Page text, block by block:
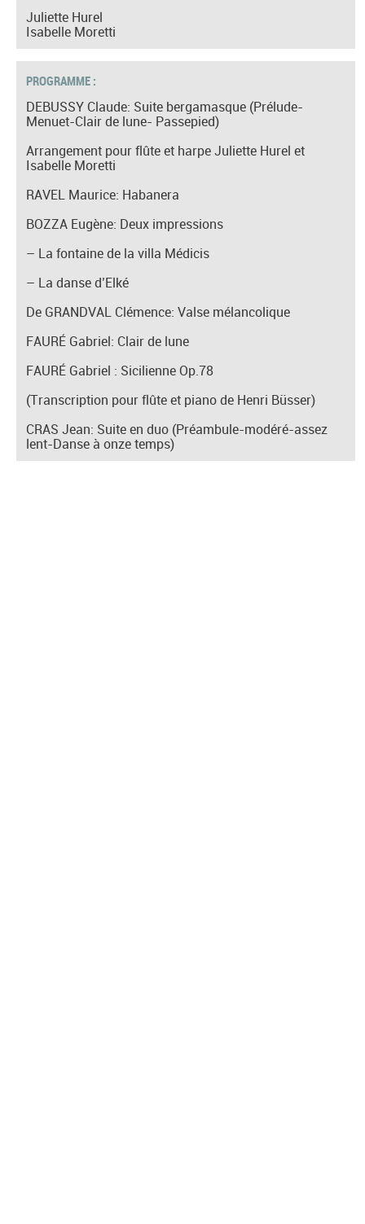
Juliette Hurel
Isabelle Moretti
PROGRAMME :
DEBUSSY Claude: Suite bergamasque (Prélude-
Menuet-Clair de lune- Passepied)
Arrangement pour flûte et harpe Juliette Hurel et
Isabelle Moretti
RAVEL Maurice: Habanera
BOZZA Eugène: Deux impressions
– La fontaine de la villa Médicis
– La danse d’Elké
De GRANDVAL Clémence: Valse mélancolique
FAURÉ Gabriel: Clair de lune
FAURÉ Gabriel : Sicilienne Op.78
(Transcription pour flûte et piano de Henri Büsser)
CRAS Jean: Suite en duo (Préambule-modéré-assez
lent-Danse à onze temps)